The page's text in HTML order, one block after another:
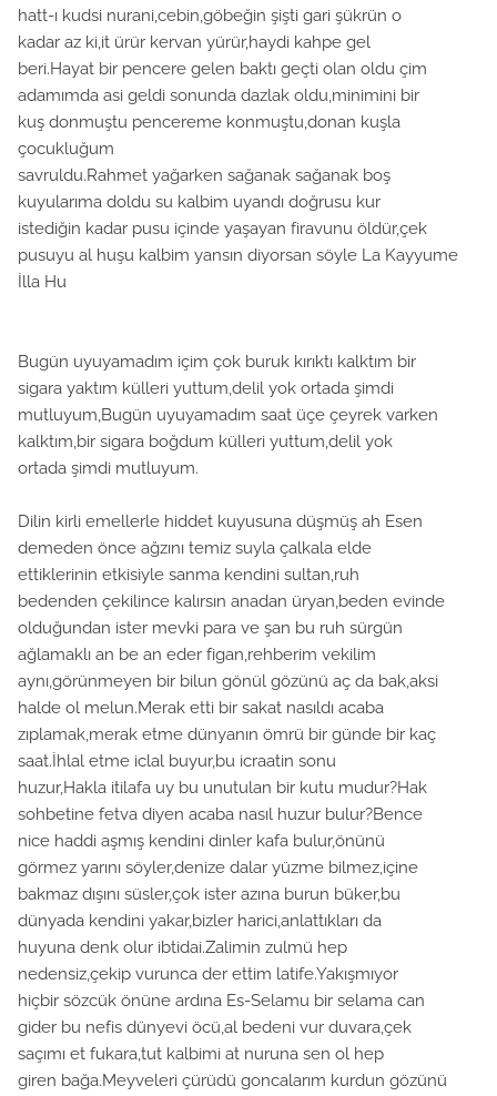
hatt-ı kudsi nurani,cebin,göbeğin şişti gari şükrün o
kadar az ki,it ürür kervan yürür,haydi kahpe gel
beri.Hayat bir pencere gelen baktı geçti olan oldu çim
adamımda asi geldi sonunda dazlak oldu,minimini bir
kuş donmuştu pencereme konmuştu,donan kuşla
çocukluğum
savruldu.Rahmet yağarken sağanak sağanak boş
kuyularıma doldu su kalbim uyandı doğrusu kur
istediğin kadar pusu içinde yaşayan firavunu öldür,çek
pusuyu al huşu kalbim yansın diyorsan söyle La Kayyume
İlla Hu
Bugün uyuyamadım içim çok buruk kırıktı kalktım bir
sigara yaktım külleri yuttum,delil yok ortada şimdi
mutluyum,Bugün uyuyamadım saat üçe çeyrek varken
kalktım,bir sigara boğdum külleri yuttum,delil yok
ortada şimdi mutluyum.
Dilin kirli emellerle hiddet kuyusuna düşmüş ah Esen
demeden önce ağzını temiz suyla çalkala elde
ettiklerinin etkisiyle sanma kendini sultan,ruh
bedenden çekilince kalırsın anadan üryan,beden evinde
olduğundan ister mevki para ve şan bu ruh sürgün
ağlamaklı an be an eder figan,rehberim vekilim
aynı,görünmeyen bir bilun gönül gözünü aç da bak,aksi
halde ol melun.Merak etti bir sakat nasıldı acaba
zıplamak,merak etme dünyanın ömrü bir günde bir kaç
saat.İhlal etme iclal buyur,bu icraatin sonu
huzur,Hakla itilafa uy bu unutulan bir kutu mudur?Hak
sohbetine fetva diyen acaba nasıl huzur bulur?Bence
nice haddi aşmış kendini dinler kafa bulur,önünü
görmez yarını söyler,denize dalar yüzme bilmez,içine
bakmaz dışını süsler,çok ister azına burun büker,bu
dünyada kendini yakar,bizler harici,anlattıkları da
huyuna denk olur ibtidai.Zalimin zulmü hep
nedensiz,çekip vurunca der ettim latife.Yakışmıyor
hiçbir sözcük önüne ardına Es-Selamu bir selama can
gider bu nefis dünyevi öcü,al bedeni vur duvara,çek
saçımı et fukara,tut kalbimi at nuruna sen ol hep
giren bağa.Meyveleri çürüdü goncalarım kurdun gözünü